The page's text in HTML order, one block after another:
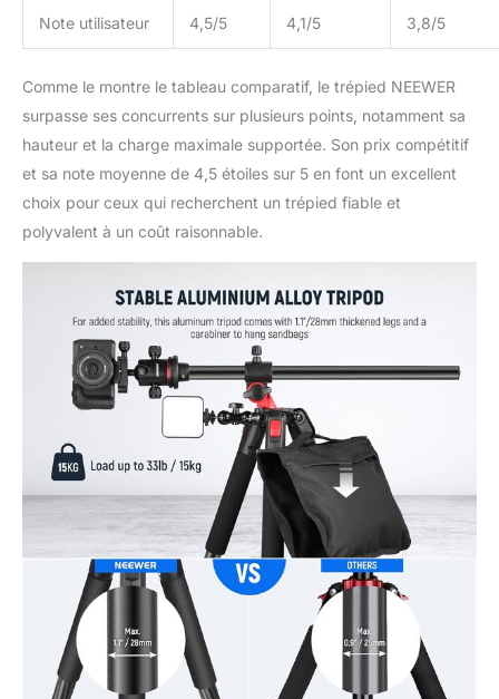
un dégagement
silencieux
Note utilisateur 4,5/5 4,1/5 3,8/5
Comme le montre le tableau comparatif, le trépied NEEWER
surpasse ses concurrents sur plusieurs points, notamment sa
hauteur et la charge maximale supportée. Son prix compétitif
et sa note moyenne de 4,5 étoiles sur 5 en font un excellent
choix pour ceux qui recherchent un trépied fiable et
polyvalent à un coût raisonnable.